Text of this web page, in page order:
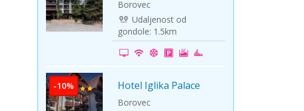
Borovec
Udaljenost od
gondole: 1.5km
-10% Hotel Iglika Palace
Borovec